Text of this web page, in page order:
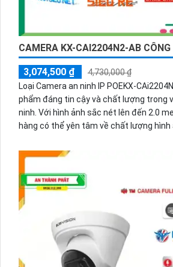
CAMERA KX-CAI2204N2-AB CÔNG
3,074,500 ₫
4,730,000 ₫
Loại Camera an ninh IP POEKX-
phẩm đáng tin cậy và chất lượng trong
ninh. Với hình ảnh sắc nét lên đến 2.0
hàng có thể yên tâm về chất lượng hình
lý hình ảnh thiếu sáng và hồng ngoại
thiếu sáng. Chip xử lý hình ảnh CMOS
công nghệ IP POE, cho phép truyền tải
mượt mà và ổn định. Sản phẩm cũng
dàng tích hợp với nhiều hệ thống giám
giám sát an ninh một cách linh hoạt và